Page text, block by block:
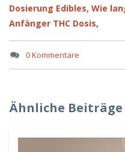
Dosierung Edibles, Wie
Anfänger THC Dosis,
0 Kommentare
Ähnliche Beiträge